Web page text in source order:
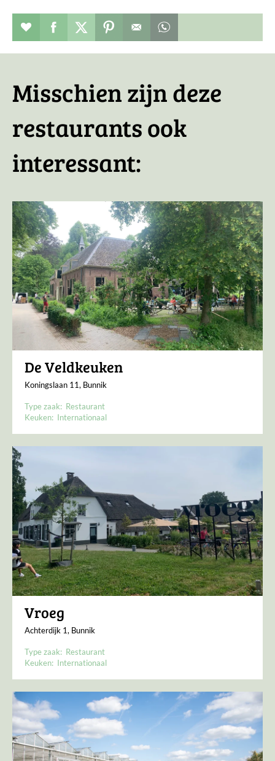
Restaurant toevoegen aan favorieten
Deel dit op facebook
Deel dit op twitter
Deel dit op pinterest
Misschien zijn deze
restaurants ook
interessant:
De Veldkeuken
Koningslaan 11, Bunnik
Type zaak: Restaurant
Keuken: Internationaal
Vroeg
Achterdijk 1, Bunnik
Type zaak: Restaurant
Keuken: Internationaal